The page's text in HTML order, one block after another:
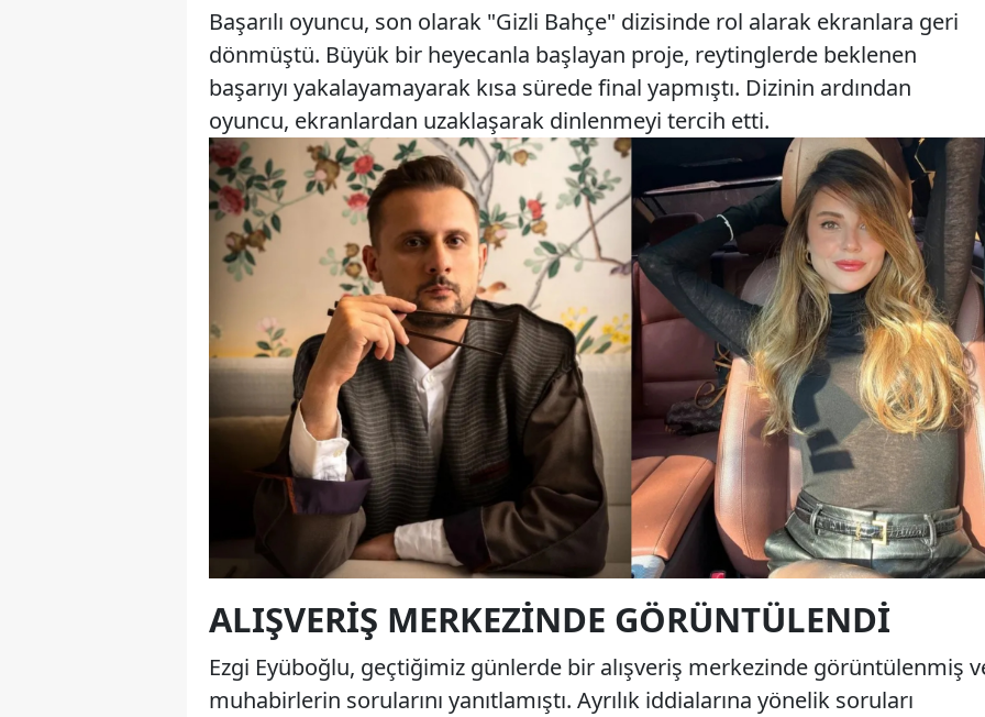
Başarılı oyuncu, son olarak "Gizli Bahçe" dizisinde rol alarak ekranlara geri
dönmüştü. Büyük bir heyecanla başlayan proje, reytinglerde beklenen
başarıyı yakalayamayarak kısa sürede final yapmıştı. Dizinin ardından
oyuncu, ekranlardan uzaklaşarak dinlenmeyi tercih etti.
ALIŞVERIŞ MERKEZINDE GÖRÜNTÜLENDI
Ezgi Eyüboğlu, geçtiğimiz günlerde bir alışveriş merkezinde görüntülenmiş
muhabirlerin sorularını yanıtlamıştı. Ayrılık iddialarına yönelik soruları